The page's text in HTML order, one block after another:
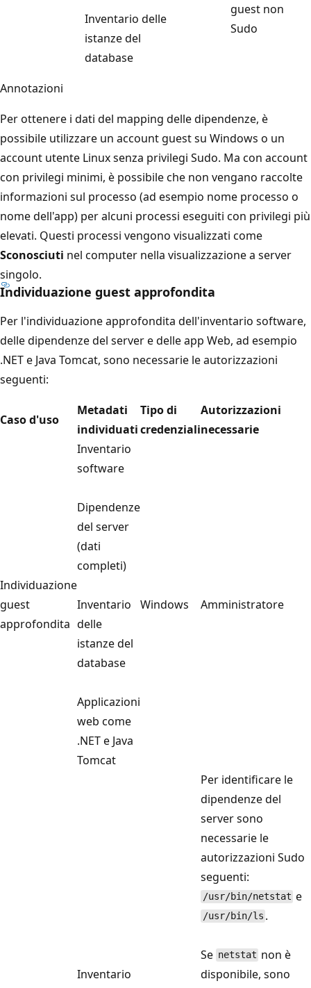
Inventario delle
istanze del
database
guest non
Sudo
Annotazioni
Per ottenere i dati del mapping delle dipendenze, è
possibile utilizzare un account guest su Windows o un
account utente Linux senza privilegi Sudo. Ma con account
con privilegi minimi, è possibile che non vengano raccolte
informazioni sul processo (ad esempio nome processo o
nome dell'app) per alcuni processi eseguiti con privilegi più
elevati. Questi processi vengono visualizzati come
Sconosciuti nel computer nella visualizzazione a server
singolo.
Individuazione guest approfondita
Per l'individuazione approfondita dell'inventario software,
delle dipendenze del server e delle app Web, ad esempio
.NET e Java Tomcat, sono necessarie le autorizzazioni
seguenti:
Caso d'uso
Metadati
individuati
Tipo di
credenziali
Autorizzazioni
necessarie
Individuazione
guest
approfondita
Inventario
software
Dipendenze
del server
(dati
completi)
Inventario
delle
istanze del
database
Applicazioni
web come
.NET e Java
Tomcat
Windows Amministratore
Inventario
Per identificare le
dipendenze del
server sono
necessarie le
autorizzazioni Sudo
seguenti:
/usr/bin/netstat e
/usr/bin/ls .
Se netstat non è
disponibile, sono